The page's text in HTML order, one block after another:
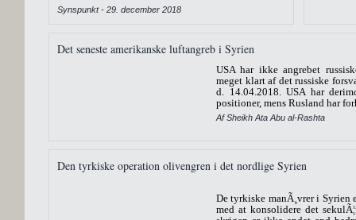
Synspunkt - 29. december 2018
Det seneste amerikanske luftangreb i Syrien
USA har ikke angrebet
meget klart af det russiske
d. 14.04.2018. USA har
positioner, mens Rusland har
Af Sheikh Ata Abu al-Rashta
Den tyrkiske operation olivengren i det nordlige Syrien
De tyrkiske manÃ¸vrer i Syrien
med at konsolidere det